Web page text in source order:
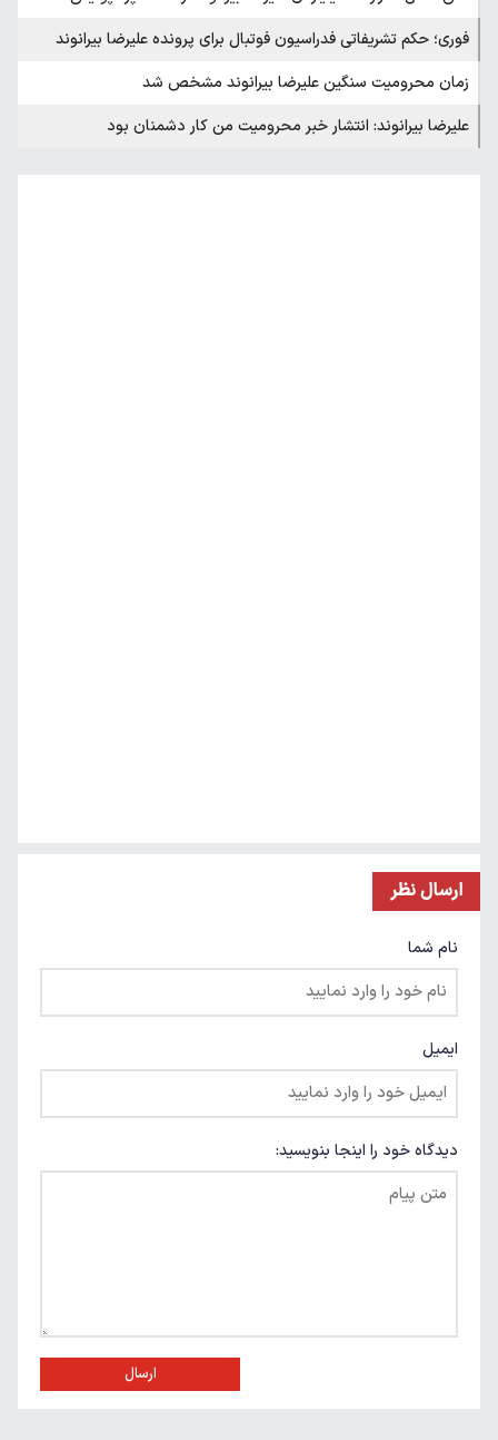
فوری؛ حکم تشریفاتی فدراسیون فوتبال برای پرونده علیرضا بیرانوند
زمان محرومیت سنگین علیرضا بیرانوند مشخص شد
علیرضا بیرانوند: انتشار خبر محرومیت من کار دشمنان بود
ارسال نظر
نام شما
ایمیل
دیدگاه خود را اینجا بنویسید:
ارسال